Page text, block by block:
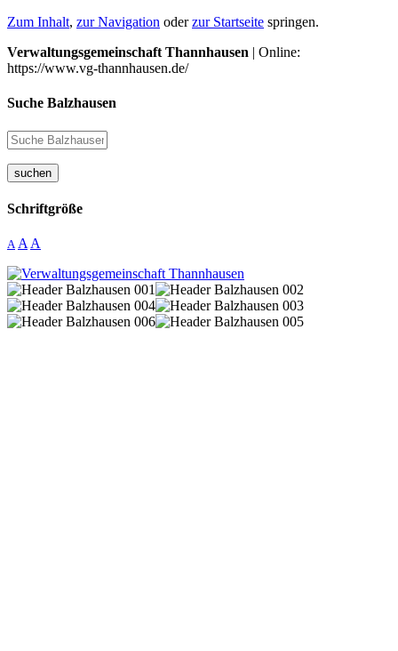
Zum Inhalt, zur Navigation oderzur Startseite springen.
Verwaltungsgemeinschaft Thannhausen | Online:
https://www.vg-thannhausen.de/
Suche Balzhausen
suchen
Schriftgröße
A A A